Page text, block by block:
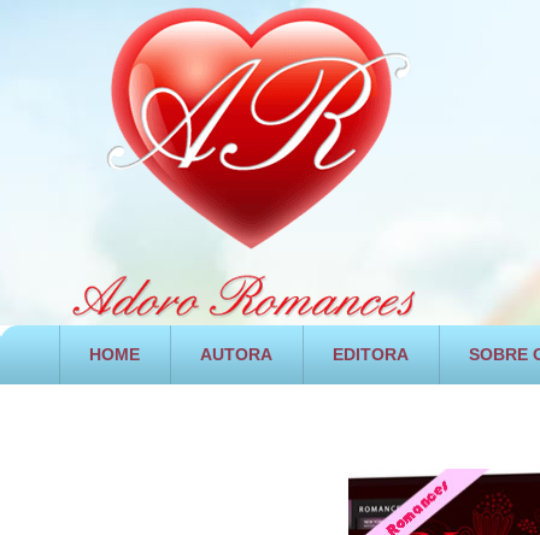
HOME AUTORA EDITORA SOBRE